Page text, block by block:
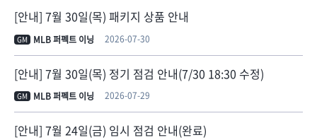
[안내] 7월 30일(목) 패키지 상품 안내
GM MLB 퍼펙트 이닝 2026-07-30
[안내] 7월 30일(목) 정기 점검 안내(7/30 18:30 수정)
GM MLB 퍼펙트 이닝 2026-07-29
[안내] 7월 24일(금) 임시 점검 안내(완료)